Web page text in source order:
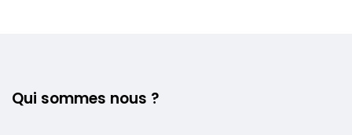
Qui sommes nous ?